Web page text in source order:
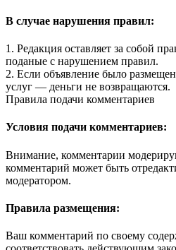
В случае нарушения правил:
1. Редакция оставляет за собой
поданые с нарушением правил.
2. Если объявление было
услуг — деньги не возвращаются.
Правила подачи комментариев
Условия подачи комментариев:
Внимание, комментарии
комментарий может быть
модератором.
Правила размещения:
Ваш комментарий по своему